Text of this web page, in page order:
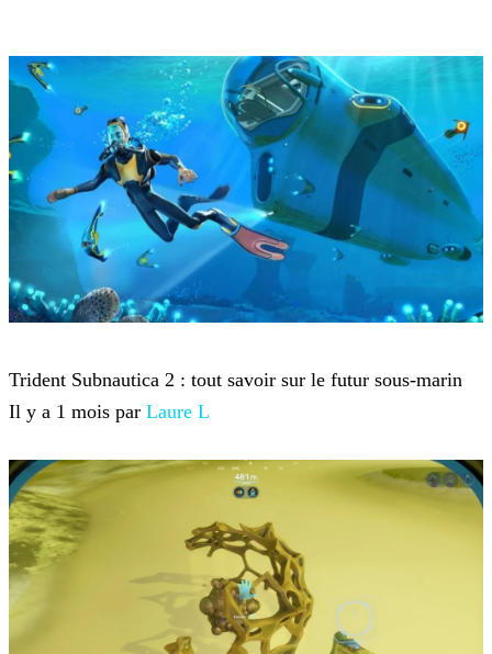
Trident Subnautica 2 : tout savoir sur le futur sous-marin
Il y a 1 mois par Laure L